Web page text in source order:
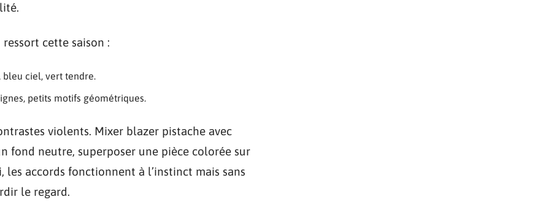
cette saison :
bleu ciel, vert tendre.
petits motifs géométriques.
violents. Mixer blazer pistache avec
fond neutre, superposer une pièce colorée sur
les accords fonctionnent à l’instinct mais sans
le regard.